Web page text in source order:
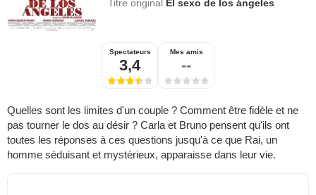
Titre original El sexo de los ángeles
Spectateurs
3,4
Mes amis
--
Quelles sont les limites d'un couple ? Comment être fidèle et ne
pas tourner le dos au désir ? Carla et Bruno pensent qu'ils ont
toutes les réponses à ces questions jusqu'à ce que Rai, un
homme séduisant et mystérieux, apparaisse dans leur vie.